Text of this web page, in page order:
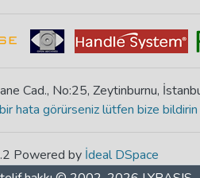
Cad., No:25, Zeytinburnu,
hata görürseniz lütfen bize bildirin
Powered by İdeal DSpace